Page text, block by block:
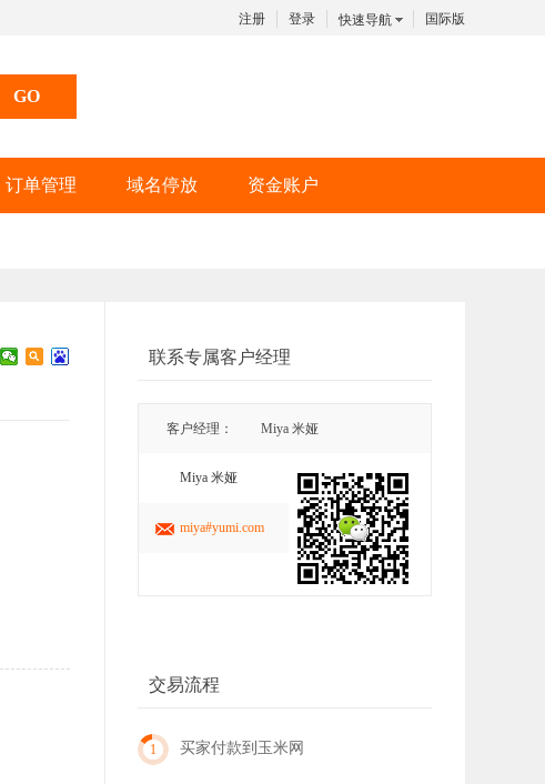
注册 登录 快速导航 国际版
订单管理 域名停放 资金账户
联系专属客户经理
客户经理： Miya 米娅
Miya 米娅
miya#yumi.com
交易流程
1 买家付款到玉米网